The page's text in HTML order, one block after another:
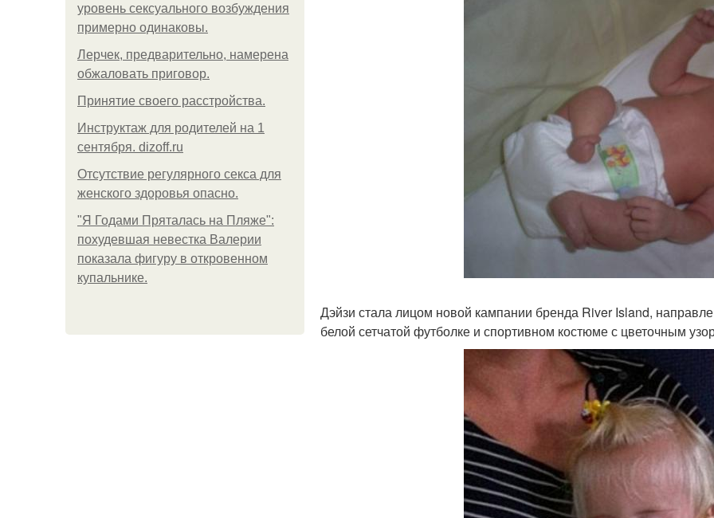
уровень сексуального возбуждения
примерно одинаковы.
Лерчек, предварительно, намерена
обжаловать приговор.
Принятие своего расстройства.
Инструктаж для родителей на 1
сентября. dizoff.ru
Отсутствие регулярного секса для
женского здоровья опасно.
"Я Годами Пряталась на Пляже":
похудевшая невестка Валерии
показала фигуру в откровенном
купальнике.
Дэйзи стала лицом новой кампании бренда River Island,
белой сетчатой футболке и спортивном костюме с цветочным